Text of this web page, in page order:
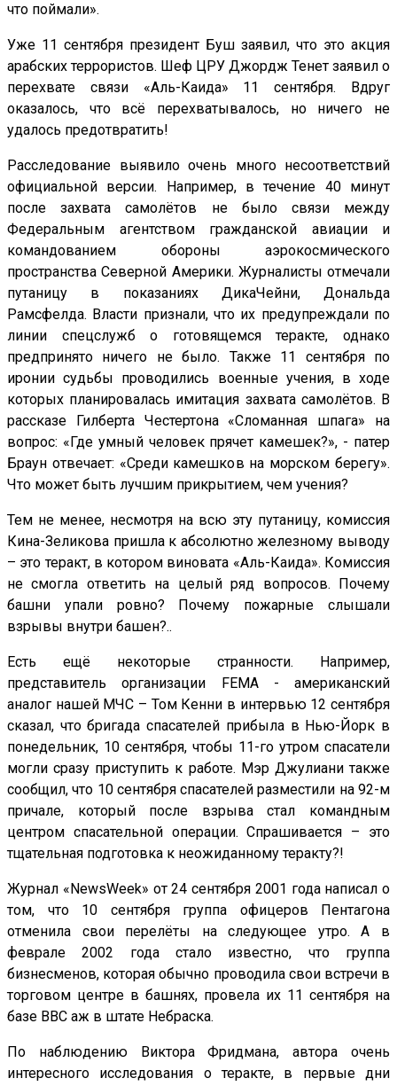
что поймали».
Уже 11 сентября президент Буш заявил, что это акция
арабских террористов. Шеф ЦРУ Джордж Тенет заявил о
перехвате связи «Аль-Каида» 11 сентября. Вдруг
оказалось, что всё перехватывалось, но ничего не
удалось предотвратить!
Расследование выявило очень много несоответствий
официальной версии. Например, в течение 40 минут
после захвата самолётов не было связи между
Федеральным агентством гражданской авиации и
командованием обороны аэрокосмического
пространства Северной Америки. Журналисты отмечали
путаницу в показаниях ДикаЧейни, Дональда
Рамсфелда. Власти признали, что их предупреждали по
линии спецслужб о готовящемся теракте, однако
предпринято ничего не было. Также 11 сентября по
иронии судьбы проводились военные учения, в ходе
которых планировалась имитация захвата самолётов. В
рассказе Гилберта Честертона «Сломанная шпага» на
вопрос: «Где умный человек прячет камешек?», - патер
Браун отвечает: «Среди камешков на морском берегу».
Что может быть лучшим прикрытием, чем учения?
Тем не менее, несмотря на всю эту путаницу, комиссия
Кина-Зеликова пришла к абсолютно железному выводу
– это теракт, в котором виновата «Аль-Каида». Комиссия
не смогла ответить на целый ряд вопросов. Почему
башни упали ровно? Почему пожарные слышали
взрывы внутри башен?..
Есть ещё некоторые странности. Например,
представитель организации FEMA - американский
аналог нашей МЧС – Том Кенни в интервью 12 сентября
сказал, что бригада спасателей прибыла в Нью-Йорк в
понедельник, 10 сентября, чтобы 11-го утром спасатели
могли сразу приступить к работе. Мэр Джулиани также
сообщил, что 10 сентября спасателей разместили на 92-м
причале, который после взрыва стал командным
центром спасательной операции. Спрашивается – это
тщательная подготовка к неожиданному теракту?!
Журнал «NewsWeek» от 24 сентября 2001 года написал о
том, что 10 сентября группа офицеров Пентагона
отменила свои перелёты на следующее утро. А в
феврале 2002 года стало известно, что группа
бизнесменов, которая обычно проводила свои встречи в
торговом центре в башнях, провела их 11 сентября на
базе ВВС аж в штате Небраска.
По наблюдению Виктора Фридмана, автора очень
интересного исследования о теракте, в первые дни